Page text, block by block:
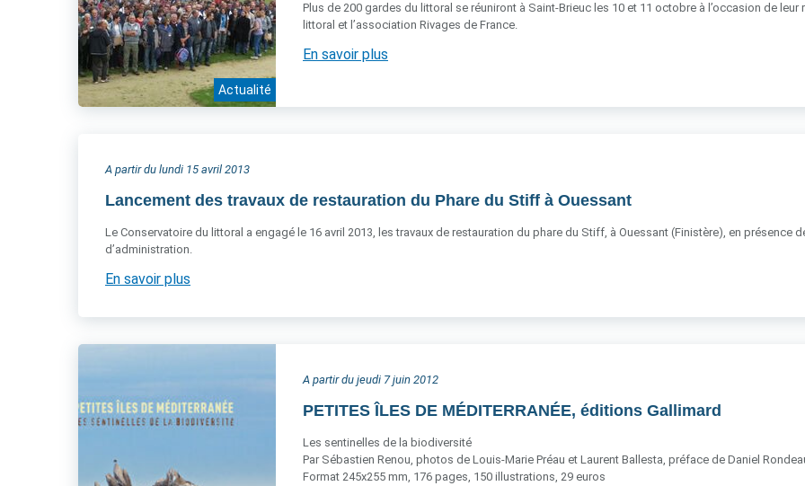
Actualité
Plus de 200 gardes du littoral se réuniront à Saint-Brieuc les 10 et 11 octobre à l’occasion de
littoral et l’association Rivages de France.
En savoir plus
A partir du lundi 15 avril 2013
Lancement des travaux de restauration du Phare du Stiff à Ouessant
Le Conservatoire du littoral a engagé le 16 avril 2013, les travaux de restauration du phare du Stiff, à Ouessant (Finistère), en présence
d’administration.
En savoir plus
A partir du jeudi 7 juin 2012
PETITES ÎLES DE MÉDITERRANÉE, éditions Gallimard
Les sentinelles de la biodiversité
Par Sébastien Renou, photos de Louis-Marie Préau et Laurent Ballesta, préface de Daniel
Format 245x255 mm, 176 pages, 150 illustrations, 29 euros